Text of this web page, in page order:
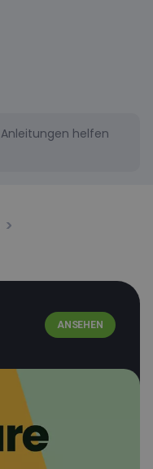
Anleitungen helfen
ANSEHEN